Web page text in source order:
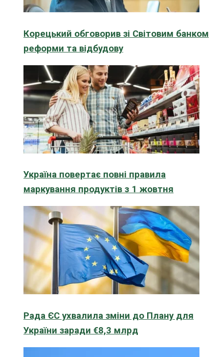
Корецький обговорив зі Світовим банком
реформи та відбудову
Україна повертає повні правила
маркування продуктів з 1 жовтня
Рада ЄС ухвалила зміни до Плану для
України заради €8,3 млрд